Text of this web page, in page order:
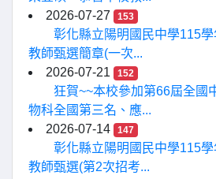
2026-07-27
153
彰化縣立陽明國民中學115
教師甄選簡章(一次...
2026-07-21
152
狂賀~~本校參加第66屆全國
物科全國第三名、應...
2026-07-14
147
彰化縣立陽明國民中學115
教師甄選(第2次招考...